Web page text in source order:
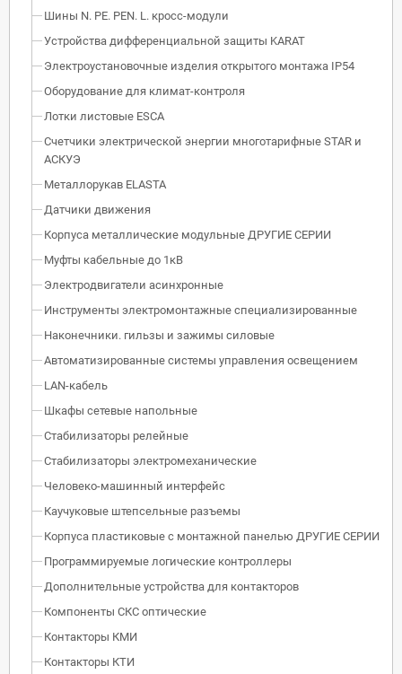
Шины N. PE. PEN. L. кросс-модули
Устройства дифференциальной защиты KARAT
Электроустановочные изделия открытого монтажа IP54
Оборудование для климат-контроля
Лотки листовые ESCA
Счетчики электрической энергии многотарифные STAR и
АСКУЭ
Металлорукав ELASTA
Датчики движения
Корпуса металлические модульные ДРУГИЕ СЕРИИ
Муфты кабельные до 1кВ
Электродвигатели асинхронные
Инструменты электромонтажные специализированные
Наконечники. гильзы и зажимы силовые
Автоматизированные системы управления освещением
LAN-кабель
Шкафы сетевые напольные
Стабилизаторы релейные
Стабилизаторы электромеханические
Человеко-машинный интерфейс
Каучуковые штепсельные разъемы
Корпуса пластиковые с монтажной панелью ДРУГИЕ СЕРИИ
Программируемые логические контроллеры
Дополнительные устройства для контакторов
Компоненты СКС оптические
Контакторы КМИ
Контакторы КТИ